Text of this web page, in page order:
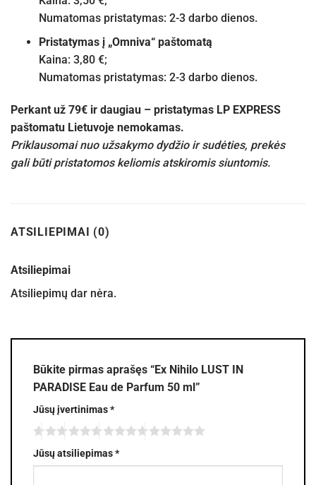
Numatomas pristatymas: 2-3 darbo dienos.
Pristatymas į „Omniva“ paštomatą
Kaina: 3,80 €;
Numatomas pristatymas: 2-3 darbo dienos.
Perkant už 79€ ir daugiau – pristatymas LP EXPRESS
paštomatu Lietuvoje nemokamas.
Priklausomai nuo užsakymo dydžio ir sudėties, prekės
gali būti pristatomos keliomis atskiromis siuntomis.
ATSILIEPIMAI (0)
Atsiliepimai
Atsiliepimų dar nėra.
Būkite pirmas aprašęs “Ex Nihilo LUST IN
PARADISE Eau de Parfum 50 ml”
Jūsų įvertinimas*
Jūsų atsiliepimas*